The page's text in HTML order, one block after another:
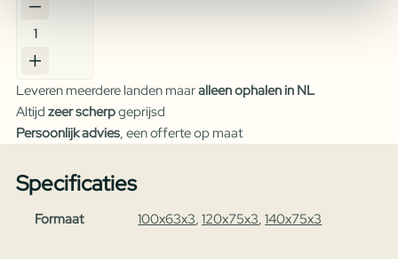
Spiegel
Organic
indirecte
LED
verlichting,
kleur
instelbaar
Leveren meerdere landen maaralleen ophalen in NL
Altijd zeer scherpgeprijsd
Persoonlijk advies, een offerte op maat
Specificaties
Formaat 100x63x3,120x75x3,140x75x3